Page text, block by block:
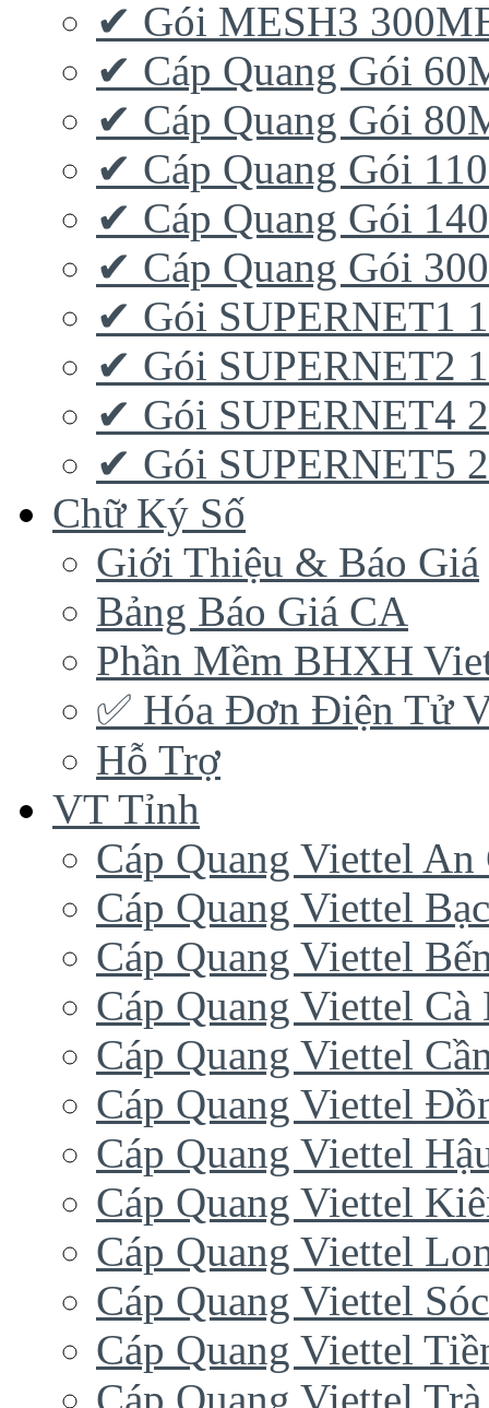
✔ Gói MESH3
✔ Cáp Quang Gói
✔ Cáp Quang Gói
✔ Cáp Quang Gói
✔ Cáp Quang Gói
✔ Cáp Quang Gói
✔ Gói SUPERNET1
✔ Gói SUPERNET2
✔ Gói SUPERNET4
✔ Gói SUPERNET5
Chữ Ký Số
Giới Thiệu & Báo Giá
Bảng Báo Giá CA
Phần Mềm BHXH
✅‎ Hóa Đơn Điện Tử
Hỗ Trợ
VT Tỉnh
Cáp Quang Viettel An
Cáp Quang Viettel
Cáp Quang Viettel
Cáp Quang Viettel Cà
Cáp Quang Viettel
Cáp Quang Viettel
Cáp Quang Viettel
Cáp Quang Viettel
Cáp Quang Viettel
Cáp Quang Viettel
Cáp Quang Viettel